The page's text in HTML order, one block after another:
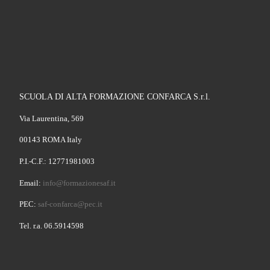
SCUOLA DI ALTA FORMAZIONE CONFARCA S.r.l.
Via Laurentina, 569
00143 ROMA Italy
P.I.-C.F.: 12771981003
Email: info@formazionesaf.it
PEC: saf-confarca@pec.it
Tel. r.a. 06.5914598